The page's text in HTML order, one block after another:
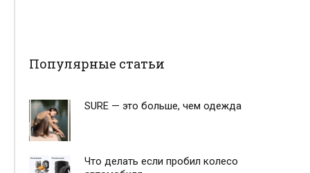
Популярные статьи
SURE — это больше, чем одежда
Что делать если пробил колесо